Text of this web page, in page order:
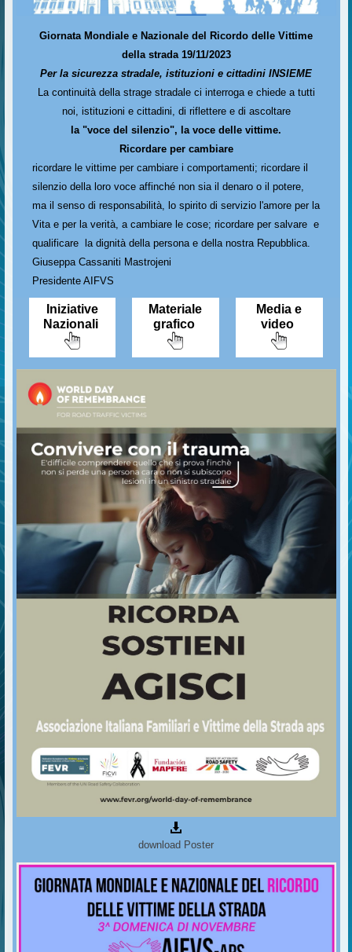
Giornata Mondiale e Nazionale del Ricordo delle Vittime
della strada 19/11/2023
Per la sicurezza stradale, istituzioni e cittadini INSIEME
La continuità della strage stradale ci interroga e chiede a tutti
noi, istituzioni e cittadini, di riflettere e di ascoltare
la "voce del silenzio", la voce delle vittime.
Ricordare per cambiare
ricordare le vittime per cambiare i comportamenti; ricordare il
silenzio della loro voce affinché non sia il denaro o il potere,
ma il senso di responsabilità, lo spirito di servizio l'amore per la
Vita e per la verità, a cambiare le cose; ricordare per salvare e
qualificare la dignità della persona e della nostra Repubblica.
Giuseppa Cassaniti Mastrojeni
Presidente AIFVS
Iniziative
Nazionali
Materiale
grafico
Media e
video
download Poster